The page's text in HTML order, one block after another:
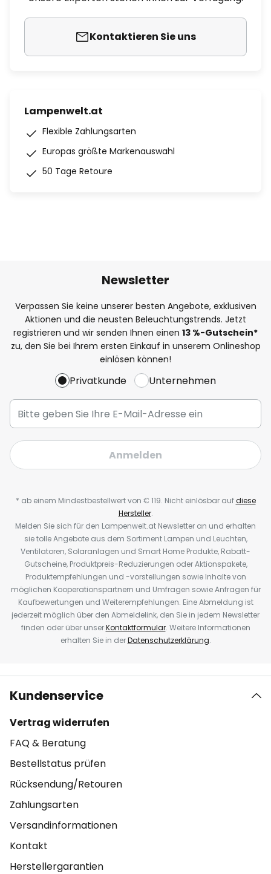
Kontaktieren Sie uns
Lampenwelt.at
Flexible Zahlungsarten
Europas größte Markenauswahl
50 Tage Retoure
Newsletter
Verpassen Sie keine unserer besten Angebote, exklusiven
Aktionen und die neusten Beleuchtungstrends. Jetzt
registrieren und wir senden Ihnen einen 13 %-Gutschein*
zu, den Sie bei Ihrem ersten Einkauf in unserem Onlineshop
einlösen können!
Privatkunde Unternehmen
Anmelden
* ab einem Mindestbestellwert von € 119. Nicht einlösbar aufdiese
Hersteller.
Melden Sie sich für den Lampenwelt.at Newsletter an und erhalten
sie tolle Angebote aus dem Sortiment Lampen und Leuchten,
Ventilatoren, Solaranlagen und Smart Home Produkte, Rabatt-
Gutscheine, Produktpreis-Reduzierungen oder Aktionspakete,
Produktempfehlungen und -vorstellungen sowie Inhalte von
möglichen Kooperationspartnern und Umfragen sowie Anfragen für
Kaufbewertungen und Weiterempfehlungen. Eine Abmeldung ist
jederzeit möglich über den Abmeldelink, den Sie in jedem Newsletter
finden oder über unserKontaktformular. Weitere Informationen
erhalten Sie in derDatenschutzerklärung.
Kundenservice
Vertrag widerrufen
FAQ & Beratung
Bestellstatus prüfen
Rücksendung/Retouren
Zahlungsarten
Versandinformationen
Kontakt
Herstellergarantien